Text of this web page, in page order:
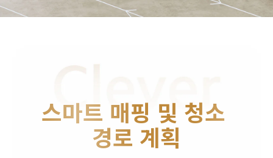
스마트 매핑 및 청소
경로 계획